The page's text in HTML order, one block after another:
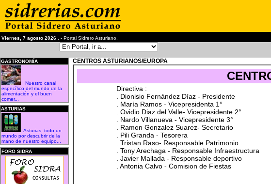
Viernes, 7 agosto 2026 . - Portal Sidrero Asturiano.
GASTRONOMÍA
Nuestro canal
específico del mundo de la
alimentación y el buen
comer...
ASTURIAS
Asturias, todo un
mundo por descubrir de la
mano de nuestro equipo...
FORO SIDRA
CENTROS ASTURIANOS/EUROPA
Directiva :
. Dionisio Fernández Díaz - Presidente
. María Ramos - Vicepresidenta 1°
. Ovidio Diaz del Valle- Vicepresidente 2°
. Nardo Villanueva - Vicepresidente 3°
. Ramon Gonzalez Suarez- Secretario
. Pili Granda - Tesorera
. Tristan Raso- Responsable Patrimonio
. Tony Arechaga - Responsable Infraestructura
. Javier Mallada - Responsable deportivo
. Antonia Calvo - Comision de Fiestas